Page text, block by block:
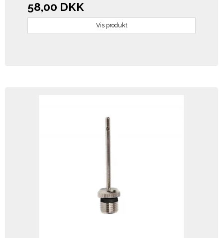
58,00 DKK
Vis produkt